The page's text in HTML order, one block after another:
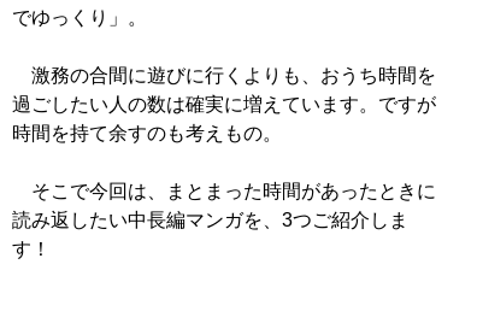
でゆっくり」。
激務の合間に遊びに行くよりも、おうち時間を
過ごしたい人の数は確実に増えています。ですが
時間を持て余すのも考えもの。
そこで今回は、まとまった時間があったときに
読み返したい中長編マンガを、3つご紹介しま
す！